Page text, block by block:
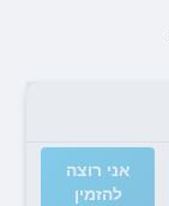
אני רוצה
להזמין